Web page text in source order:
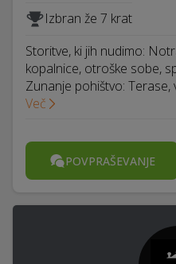
Izbran že 7 krat
Storitve, ki jih nudimo:
kopalnice, otroške sobe,
Zunanje pohištvo:
Več
POVPRAŠEVANJE